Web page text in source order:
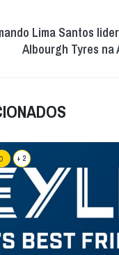
Lima Santos
Albourgh Tyres na
+ 2